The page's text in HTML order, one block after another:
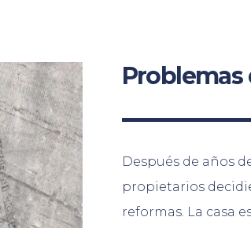
Problemas
Después de años
propietarios
reformas. La casa